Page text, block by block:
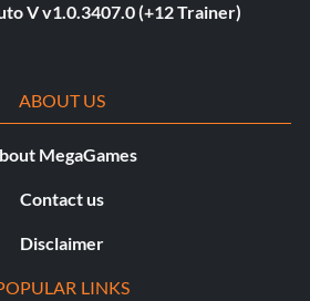
V v1.0.3407.0 (+12 Trainer)
ABOUT US
MegaGames
Contact us
Disclaimer
LINKS